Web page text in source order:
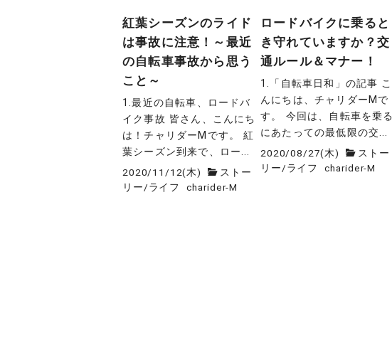
紅葉シーズンのライド
は事故に注意！～最近
の自転車事故から思う
こと～
1.最近の自転車、ロードバ
イク事故 皆さん、こんにち
は！チャリダーMです。 紅
葉シーズン到来で、ロー...
2020/11/12(木)
ストー
リー/ライフ charider-M
ロードバイクに乗ると
き守れていますか？交
通ルール＆マナー！
1.「自転車日和」の記事 こ
んにちは、チャリダーMで
す。 今回は、自転車を乗る
にあたっての最低限の交...
2020/08/27(木)
ストー
リー/ライフ charider-M